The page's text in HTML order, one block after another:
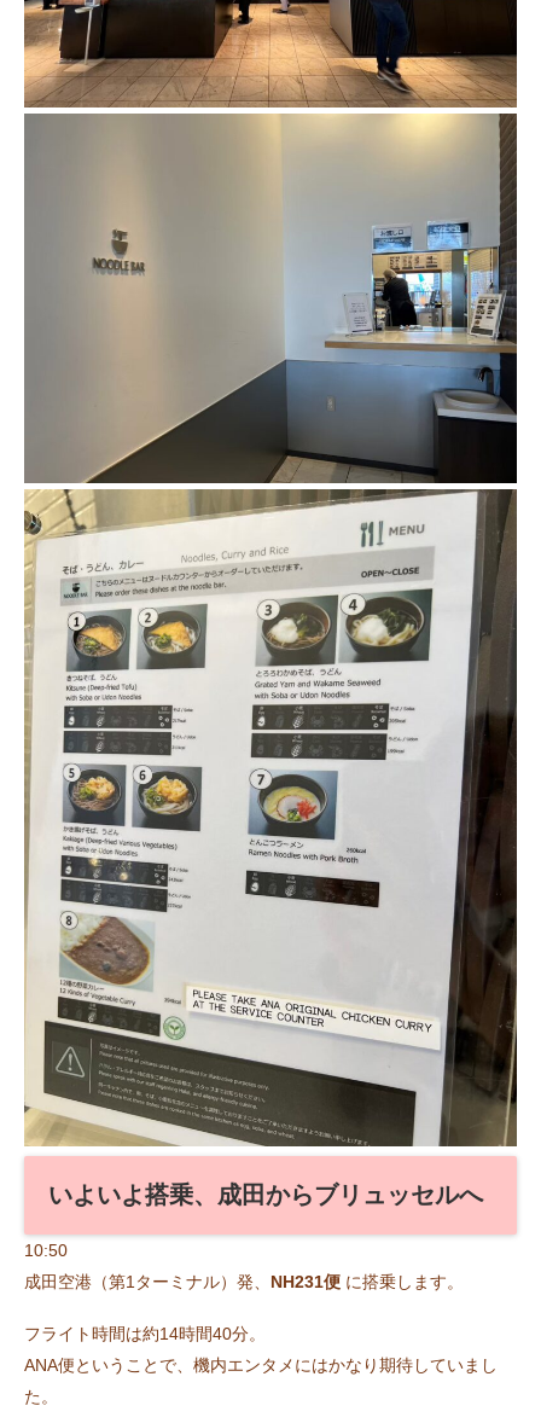
いよいよ搭乗、成田からブリュッセルへ
10:50
成田空港（第1ターミナル）発、 NH231便 に搭乗します。
フライト時間は約14時間40分。
ANA便ということで、機内エンタメにはかなり期待していまし
た。